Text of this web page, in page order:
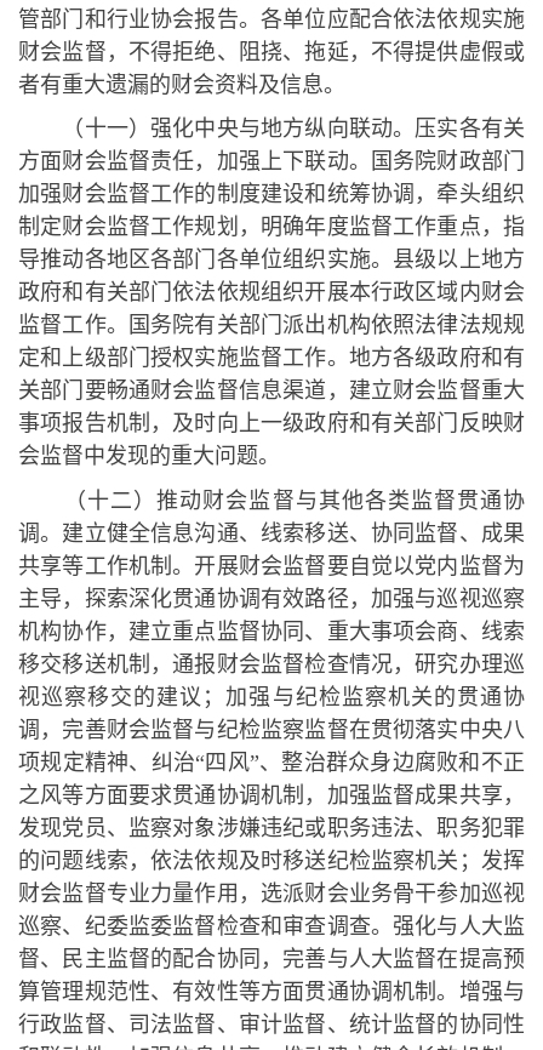
管部门和行业协会报告。各单位应配合依法依规实施
财会监督，不得拒绝、阻挠、拖延，不得提供虚假或
者有重大遗漏的财会资料及信息。
（十一）强化中央与地方纵向联动。压实各有关
方面财会监督责任，加强上下联动。国务院财政部门
加强财会监督工作的制度建设和统筹协调，牵头组织
制定财会监督工作规划，明确年度监督工作重点，指
导推动各地区各部门各单位组织实施。县级以上地方
政府和有关部门依法依规组织开展本行政区域内财会
监督工作。国务院有关部门派出机构依照法律法规规
定和上级部门授权实施监督工作。地方各级政府和有
关部门要畅通财会监督信息渠道，建立财会监督重大
事项报告机制，及时向上一级政府和有关部门反映财
会监督中发现的重大问题。
（十二）推动财会监督与其他各类监督贯通协
调。建立健全信息沟通、线索移送、协同监督、成果
共享等工作机制。开展财会监督要自觉以党内监督为
主导，探索深化贯通协调有效路径，加强与巡视巡察
机构协作，建立重点监督协同、重大事项会商、线索
移交移送机制，通报财会监督检查情况，研究办理巡
视巡察移交的建议；加强与纪检监察机关的贯通协
调，完善财会监督与纪检监察监督在贯彻落实中央八
项规定精神、纠治“四风”、整治群众身边腐败和不正
之风等方面要求贯通协调机制，加强监督成果共享，
发现党员、监察对象涉嫌违纪或职务违法、职务犯罪
的问题线索，依法依规及时移送纪检监察机关；发挥
财会监督专业力量作用，选派财会业务骨干参加巡视
巡察、纪委监委监督检查和审查调查。强化与人大监
督、民主监督的配合协同，完善与人大监督在提高预
算管理规范性、有效性等方面贯通协调机制。增强与
行政监督、司法监督、审计监督、统计监督的协同性